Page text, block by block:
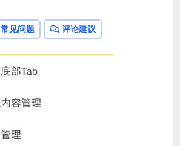
常见问题 评论建议